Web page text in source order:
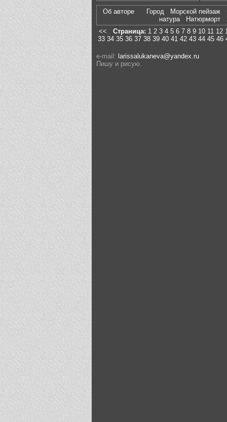
Об авторе Город Морской пейзаж
натура
Натюрморт
<<
Страница: 1 2 3 4 5 6 7 8 9 10 11 12
33 34 35 36 37 38 39 40 41 42 43 44 45 46
e-mail: larissalukaneva@yandex.ru
Пишу и рисую.